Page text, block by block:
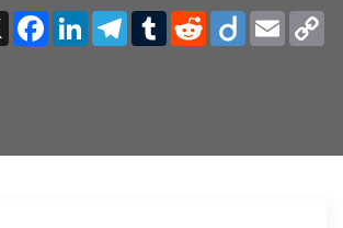
X Facebook
LinkedInTelegram
TumblrRedditDiigo Email